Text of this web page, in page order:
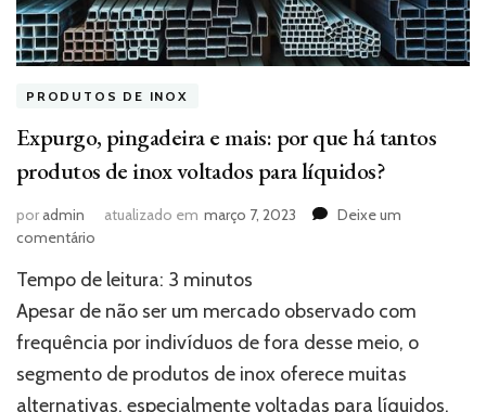
PRODUTOS DE INOX
Expurgo, pingadeira e mais: por que há tantos
produtos de inox voltados para líquidos?
poradmin atualizado em março 7, 2023
Deixe um
comentário
pingadeira
e
por
que
Tempo de leitura: 3 minutos
Apesar de não ser um mercado observado com
frequência por indivíduos de fora desse meio, o
segmento de produtos de inox oferece muitas
alternativas, especialmente voltadas para líquidos.